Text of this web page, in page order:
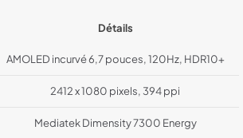
Détails
AMOLED incurvé 6,7 pouces, 120Hz, HDR10+
2412 x 1080 pixels, 394 ppi
Mediatek Dimensity 7300 Energy